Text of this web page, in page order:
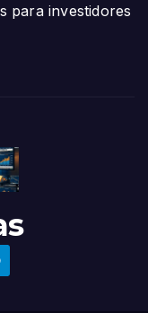
para investidores